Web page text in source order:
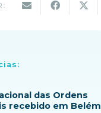
das Ordens
recebido em Belém